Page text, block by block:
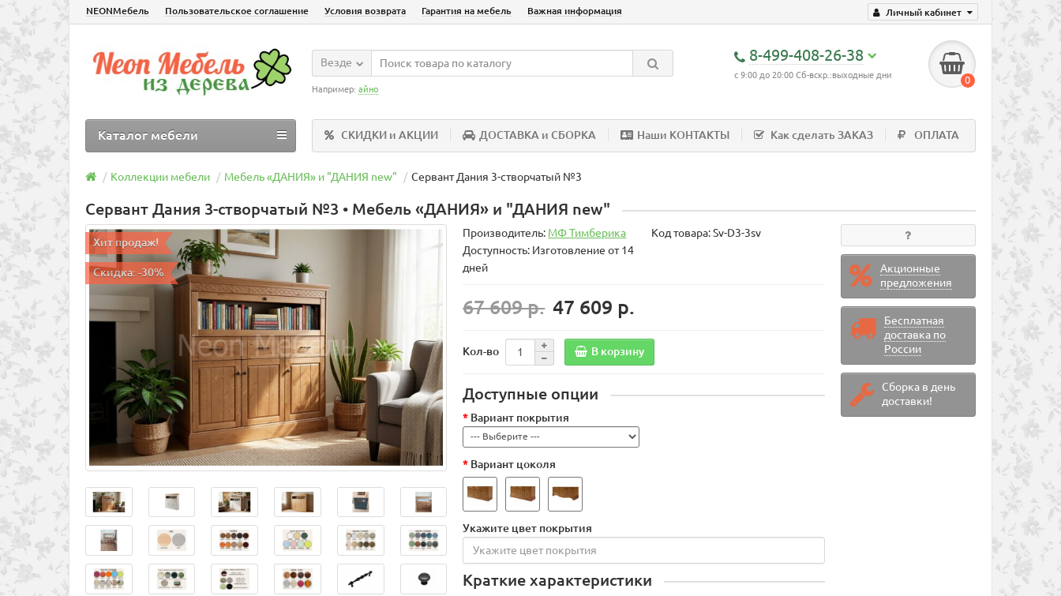
Личный кабинет
NEONМебель Пользовательское соглашение Условия возврата Гарантия на мебель Важная информация
8-499-408-26-38
с 9:00 до 20:00 Сб-вскр.:выходные дни 0
Везде
Например: айно
СКИДКИ и АКЦИИ ДОСТАВКА и СБОРКА Наши КОНТАКТЫ Как сделать ЗАКАЗ ОПЛАТА
Каталог мебели
Коллекции мебели Мебель «ДАНИЯ» и "ДАНИЯ new" Сервант Дания 3-створчатый №3
Сервант Дания 3-створчатый №3 • Мебель «ДАНИЯ» и "ДАНИЯ new"
Хит продаж!
Скидка: -30%
Производитель: МФ Тимберика Код товара:Sv-D3-3sv
Доступность: Изготовление от 14
дней
67 609 р. 47 609 р.
Кол-во В корзину
Доступные опции
Вариант покрытия
Вариант цоколя
Укажите цвет покрытия
Краткие характеристики
Акционные
предложения
Бесплатная
доставка по
России
Сборка в день
доставки!